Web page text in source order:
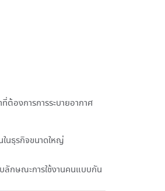
องการการระบายอากาศ
ในธุรกิจขนาดใหญ่
ลักษณะการใช้งานคนแบบกัน